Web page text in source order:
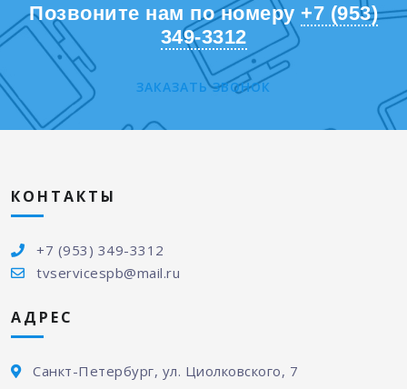
Позвоните нам по номеру +7 (953)
349-3312
ЗАКАЗАТЬ ЗВОНОК
КОНТАКТЫ
+7 (953) 349-3312
tvservicespb@mail.ru
АДРЕС
Санкт-Петербург, ул. Циолковского, 7